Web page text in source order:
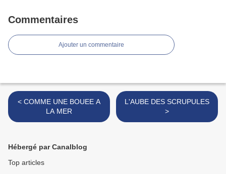
Commentaires
Ajouter un commentaire
< COMME UNE BOUEE A
LA MER
L'AUBE DES SCRUPULES
>
Hébergé par Canalblog
Top articles